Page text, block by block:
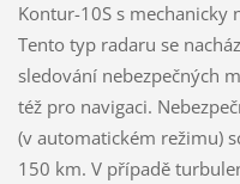
Kontur-10S s mechanicky
Tento typ radaru se
sledování nebezpečných
též pro navigaci.
(v automatickém režimu)
150 km. V případě